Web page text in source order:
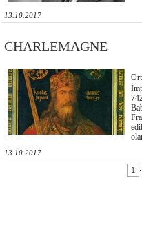
13.10.2017
CHARLEMAGNE
13.10.2017
1